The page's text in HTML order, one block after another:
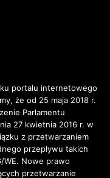
portalu internetowego
że od 25 maja 2018 r.
Parlamentu
27 kwietnia 2016 r. w
z przetwarzaniem
przepływu takich
Nowe prawo
przetwarzanie